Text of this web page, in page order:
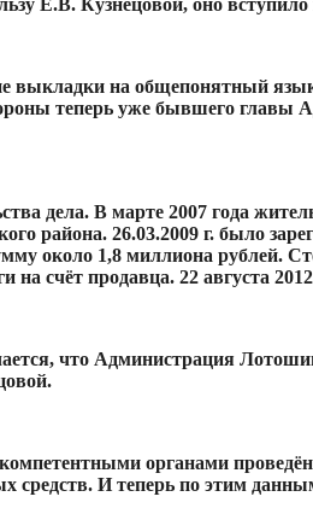
Е.В. Кузнецовой, оно
выкладки на общепонятный
теперь уже бывшего
дела. В марте 2007 года
района. 26.03.2009 г. было
около 1,8 миллиона рублей.
на счёт продавца. 22 августа
что Администрация
органами
И теперь по этим